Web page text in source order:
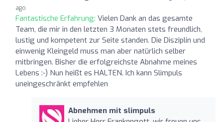
ago
Fantastische Erfahrung: Vielen Dank an das gesamte
Team, die mir in den letzten 3 Monaten stets freundlich,
lustig und kompetent zur Seite standen. Die Disziplin und
einwenig Kleingeld muss man aber natürlich selber
mitbringen. Bisher die erfolgreichste Abnahme meines
Lebens :-) Nun heißt es HALTEN. Ich kann Slimpuls
uneingeschränkt empfehlen
Abnehmen mit slimpuls